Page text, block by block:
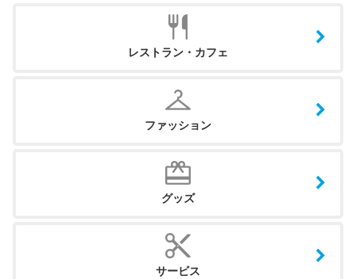
レストラン・カフェ
ファッション
グッズ
サービス